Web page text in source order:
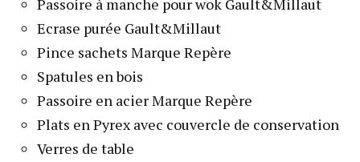
Passoire à manche pour wok Gault&Millaut
Ecrase purée Gault&Millaut
Pince sachets Marque Repère
Spatules en bois
Passoire en acier Marque Repère
Plats en Pyrex avec couvercle de conservation
Verres de table